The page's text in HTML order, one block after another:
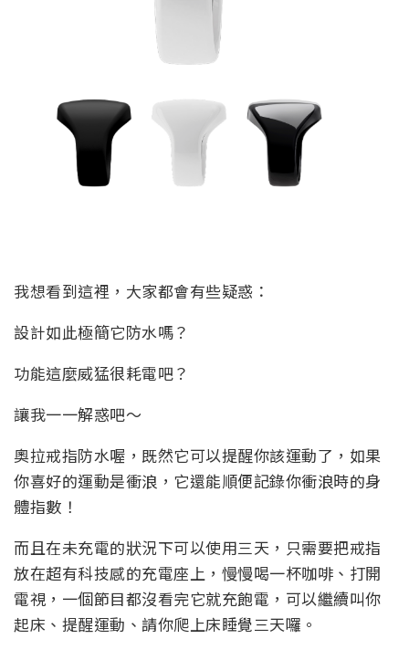
我想看到這裡，大家都會有些疑惑：
設計如此極簡它防水嗎？
功能這麼威猛很耗電吧？
讓我一一解惑吧～
奧拉戒指防水喔，既然它可以提醒你該運動了，如果
你喜好的運動是衝浪，它還能順便記錄你衝浪時的身
體指數！
而且在未充電的狀況下可以使用三天，只需要把戒指
放在超有科技感的充電座上，慢慢喝一杯咖啡、打開
電視，一個節目都沒看完它就充飽電，可以繼續叫你
起床、提醒運動、請你爬上床睡覺三天囉。